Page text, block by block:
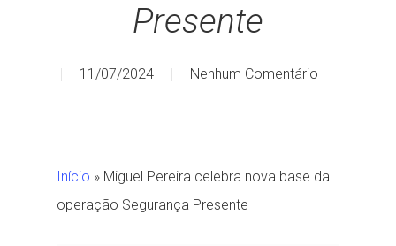
Presente
11/07/2024 Nenhum Comentário
Início » Miguel Pereira celebra nova base da
operação Segurança Presente